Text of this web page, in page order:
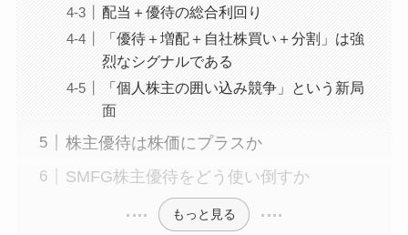
配当＋優待の総合利回り
「優待＋増配＋自社株買い＋分割」は強
烈なシグナルである
「個人株主の囲い込み競争」という新局
面
株主優待は株価にプラスか
SMFG株主優待をどう使い倒すか
もっと見る